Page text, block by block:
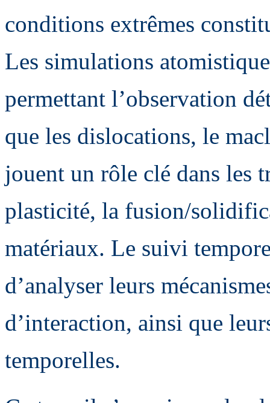
conditions extrêmes
Les simulations
permettant l’observation
que les dislocations, le
jouent un rôle clé dans les
plasticité, la fusion/
matériaux. Le suivi
d’analyser leurs
d’interaction, ainsi que
temporelles.